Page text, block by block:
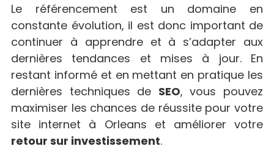
Le référencement est un domaine en
constante évolution, il est donc important de
continuer à apprendre et à s’adapter aux
dernières tendances et mises à jour. En
restant informé et en mettant en pratique les
dernières techniques de SEO, vous pouvez
maximiser les chances de réussite pour votre
site internet à Orleans et améliorer votre
retour sur investissement.